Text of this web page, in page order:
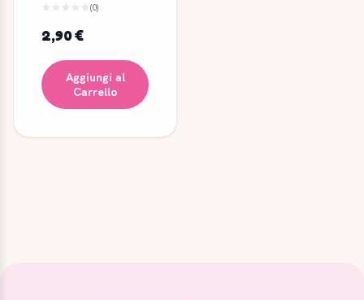
gomma
(0)
2,90 €
Aggiungi al
Carrello